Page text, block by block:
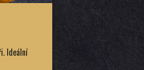
Ideální